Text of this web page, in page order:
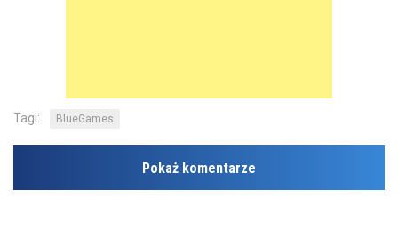
Tagi: BlueGames
Pokaż komentarze